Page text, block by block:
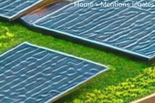
Home»Mentions légales